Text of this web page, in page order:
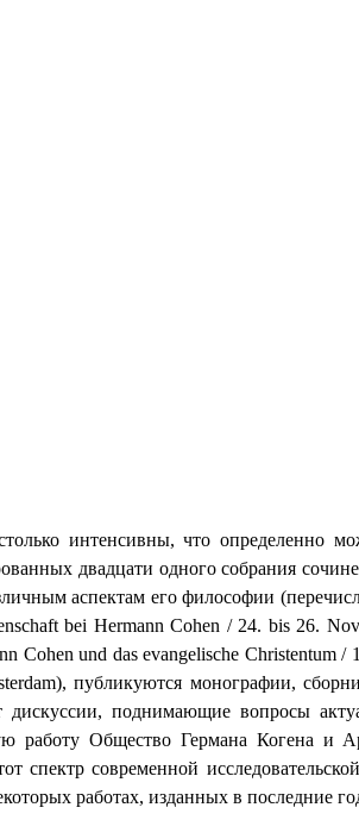
интенсивны, что определенно
двадцати одного собрания
аспектам его философии
bei Hermann Cohen / 24. bis26.
Cohen und das evangelische Christentum /
), публикуются монографии,
поднимающие вопросы
работу Общество Германа Когена и
спектр современной
работах, изданных в последние